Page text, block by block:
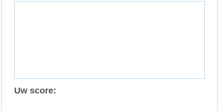
Uw score: